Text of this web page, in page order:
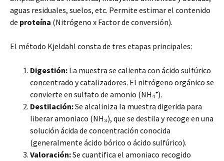
aguas residuales, suelos, etc. Permite estimar el contenido
de proteína (Nitrógeno x Factor de conversión).
El método Kjeldahl consta de tres etapas principales:
Digestión: La muestra se calienta con ácido sulfúrico
concentrado y catalizadores. El nitrógeno orgánico se
convierte en sulfato de amonio (NH₄⁺).
Destilación:Se alcaliniza la muestra digerida para
liberar amoniaco (NH₃), que se destila y recoge en una
solución ácida de concentración conocida
(generalmente ácido bórico o ácido sulfúrico).
Valoración:Se cuantifica el amoniaco recogido